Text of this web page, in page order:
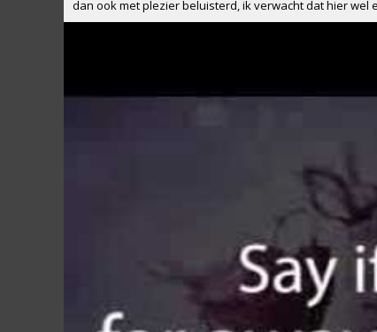
dan ook met plezier beluisterd, ik verwacht dat hier